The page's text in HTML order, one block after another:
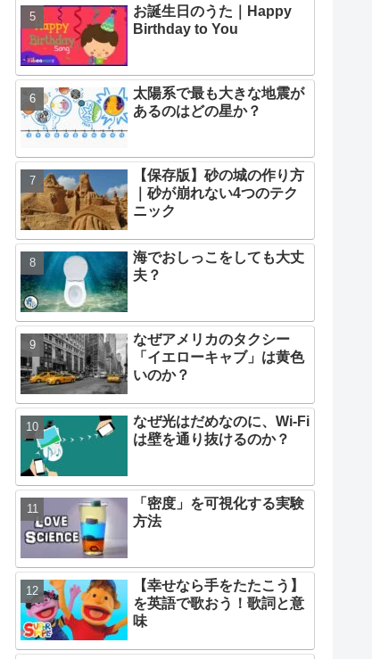
お誕生日のうた｜Happy
Birthday to You
太陽系で最も大きな地震が
あるのはどの星か？
【保存版】砂の城の作り方
｜砂が崩れない4つのテク
ニック
海でおしっこをしても大丈
夫？
なぜアメリカのタクシー
「イエローキャブ」は黄色
いのか？
なぜ光はだめなのに、Wi-Fi
は壁を通り抜けるのか？
「密度」を可視化する実験
方法
【幸せなら手をたたこう】
を英語で歌おう！歌詞と意
味